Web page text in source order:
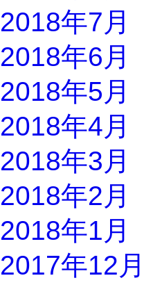
2018年7月
2018年6月
2018年5月
2018年4月
2018年3月
2018年2月
2018年1月
2017年12月